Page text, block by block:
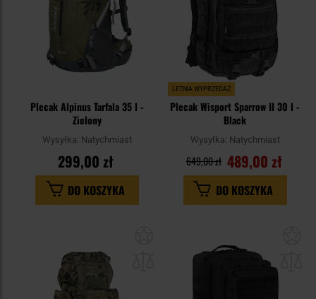
Plecak Alpinus Tarfala 35 l -
Zielony
Wysyłka: Natychmiast
299,00 zł
DO KOSZYKA
LETNIA WYPRZEDAŻ
Plecak Wisport Sparrow II 30 l -
Black
Wysyłka: Natychmiast
489,00 zł
649,00 zł
DO KOSZYKA
schowka